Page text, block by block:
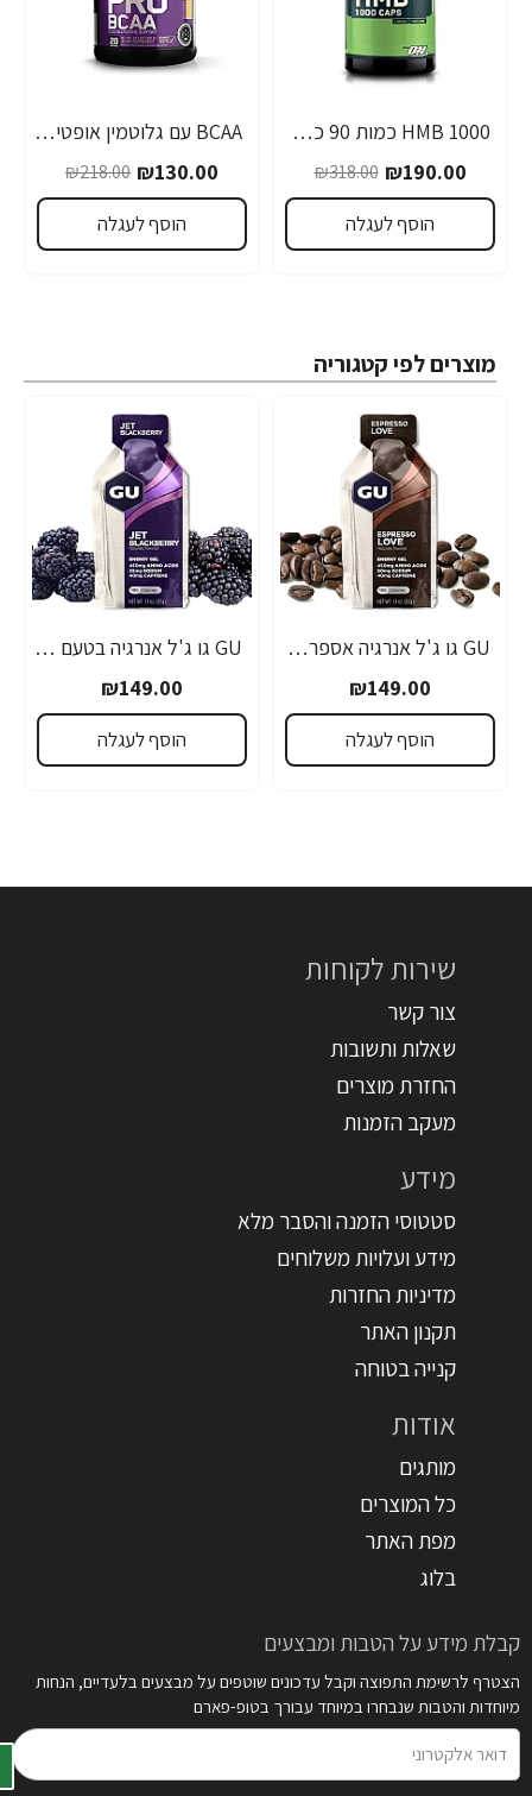
-40%
1000 HMB כמות 90 כמוסות מבית Optimum Nutrition
₪190.00
₪318.00
הוסף לעגלה
-40%
BCAA עם גלוטמין אופטימום פרו סירייס טעם אפרסק מנגו 390 גרם - מבית Optimum Nutrition
₪130.00
₪218.00
הוסף לעגלה
מוצרים לפי קטגוריה
GU גו ג'ל אנרגיה אספרסו 32 גרם - 24 יחידות
₪149.00
הוסף לעגלה
GU גו ג'ל אנרגיה בטעם פטל שחור 32 גרם - 24 יחידות
₪149.00
הוסף לעגלה
שירות לקוחות
צור קשר
שאלות ותשובות
החזרת מוצרים
מעקב הזמנות
מידע
סטטוסי הזמנה והסבר מלא
מידע ועלויות משלוחים
מדיניות החזרות
תקנון האתר
קנייה בטוחה
אודות
מותגים
כל המוצרים
מפת האתר
בלוג
קבלת מידע על הטבות ומבצעים
הצטרף לרשימת התפוצה וקבל עדכונים שוטפים על מבצעים בלעדיים, הנחות
מיוחדות והטבות שנבחרו במיוחד עבורך בטופ-פארם
אלקטרוני